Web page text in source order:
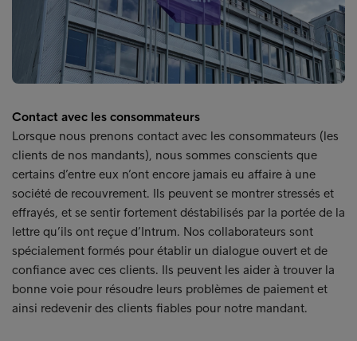
Contact avec les consommateurs
Lorsque nous prenons contact avec les consommateurs (les
clients de nos mandants), nous sommes conscients que
certains d’entre eux n’ont encore jamais eu affaire à une
société de recouvrement. Ils peuvent se montrer stressés et
effrayés, et se sentir fortement déstabilisés par la portée de la
lettre qu’ils ont reçue d’Intrum. Nos collaborateurs sont
spécialement formés pour établir un dialogue ouvert et de
confiance avec ces clients. Ils peuvent les aider à trouver la
bonne voie pour résoudre leurs problèmes de paiement et
ainsi redevenir des clients fiables pour notre mandant.